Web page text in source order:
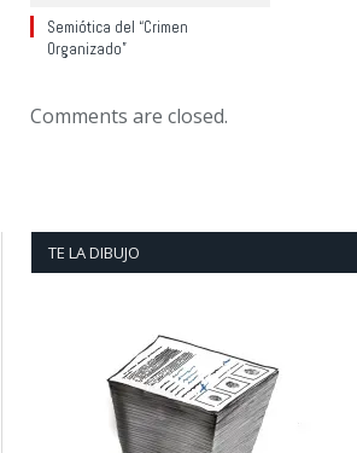
Semiótica del “Crimen
Organizado”
Comments are closed.
TE LA DIBUJO